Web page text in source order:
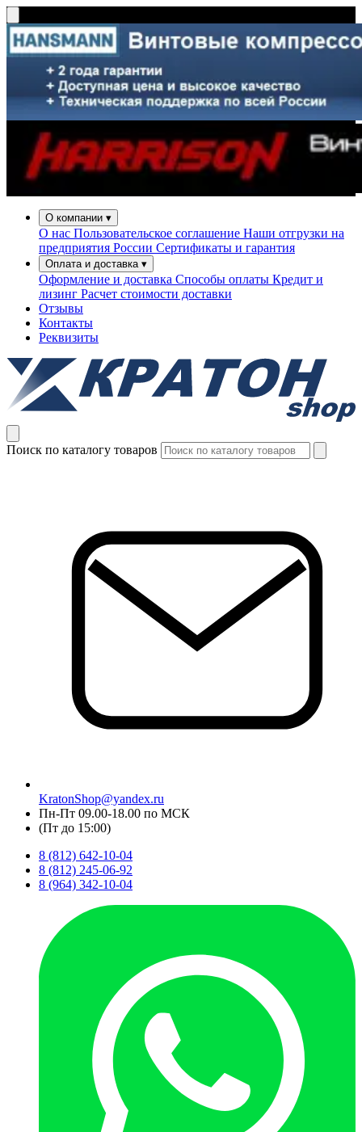
О компании ▾
О нас Пользовательское соглашение Наши отгрузки на
предприятия России Сертификаты и гарантия
Оплата и доставка ▾
Оформление и доставка Способы оплаты Кредит и
лизинг Расчет стоимости доставки
Отзывы
Контакты
Реквизиты
Поиск по каталогу товаров
KratonShop@yandex.ru
Пн-Пт 09.00-18.00 по МСК
(Пт до 15:00)
8 (812) 642-10-04
8 (812) 245-06-92
8 (964) 342-10-04